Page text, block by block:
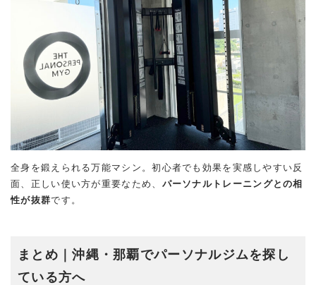
全身を鍛えられる万能マシン。初心者でも効果を実感しやすい反
面、正しい使い方が重要なため、 パーソナルトレーニングとの相
性が抜群です。
まとめ｜沖縄・那覇でパーソナルジムを探し
ている方へ